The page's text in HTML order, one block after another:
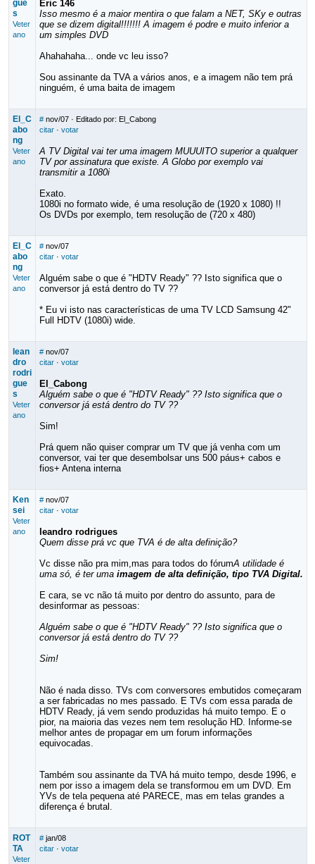
gue
s
Veter
ano
Eric 146
Isso mesmo é a maior mentira o que falam a NET, SKy e outras
que se dizem digital!!!!!!! A imagem é podre e muito inferior a
um simples DVD
Ahahahaha... onde vc leu isso?
Sou assinante da TVA a vários anos, e a imagem não tem prá
ninguém, é uma baita de imagem
El_C
abo
ng
Veter
ano
# nov/07· Editado por: El_Cabong
citar· votar
A TV Digital vai ter uma imagem MUUUITO superior a qualquer
TV por assinatura que existe. A Globo por exemplo vai
transmitir a 1080i
Exato.
1080i no formato wide, é uma resolução de (1920 x 1080) !!
Os DVDs por exemplo, tem resolução de (720 x 480)
El_C
abo
ng
Veter
ano
# nov/07
citar· votar
Alguém sabe o que é "HDTV Ready" ?? Isto significa que o
conversor já está dentro do TV ??
* Eu vi isto nas características de uma TV LCD Samsung 42"
Full HDTV (1080i) wide.
lean
dro
rodri
gue
s
Veter
ano
# nov/07
citar· votar
El_Cabong
Alguém sabe o que é "HDTV Ready" ?? Isto significa que o
conversor já está dentro do TV ??
Sim!
Prá quem não quiser comprar um TV que já venha com um
conversor, vai ter que desembolsar uns 500 páus+ cabos e
fios+ Antena interna
Ken
sei
Veter
ano
# nov/07
citar· votar
leandro rodrigues
Quem disse prá vc que TVA é de alta definição?
Vc disse não pra mim,mas para todos do fórumA utilidade é
uma só, é ter uma imagem de alta definição, tipo TVA Digital.
E cara, se vc não tá muito por dentro do assunto, para de
desinformar as pessoas:
Alguém sabe o que é "HDTV Ready" ?? Isto significa que o
conversor já está dentro do TV ??
Sim!
Não é nada disso. TVs com conversores embutidos começaram
a ser fabricadas no mes passado. E TVs com essa parada de
HDTV Ready, já vem sendo produzidas há muito tempo. E o
pior, na maioria das vezes nem tem resolução HD. Informe-se
melhor antes de propagar em um forum informações
equivocadas.
Também sou assinante da TVA há muito tempo, desde 1996, e
nem por isso a imagem dela se transformou em um DVD. Em
YVs de tela pequena até PARECE, mas em telas grandes a
diferença é brutal.
ROT
TA
Veter
# jan/08
citar· votar